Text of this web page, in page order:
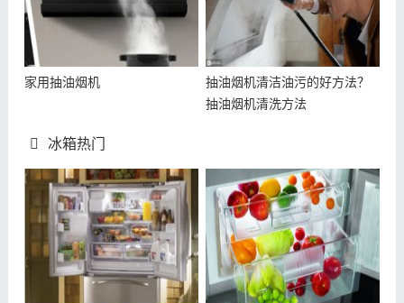
家用抽油烟机
抽油烟机清洁油污的好方法？
抽油烟机清洗方法
冰箱热门